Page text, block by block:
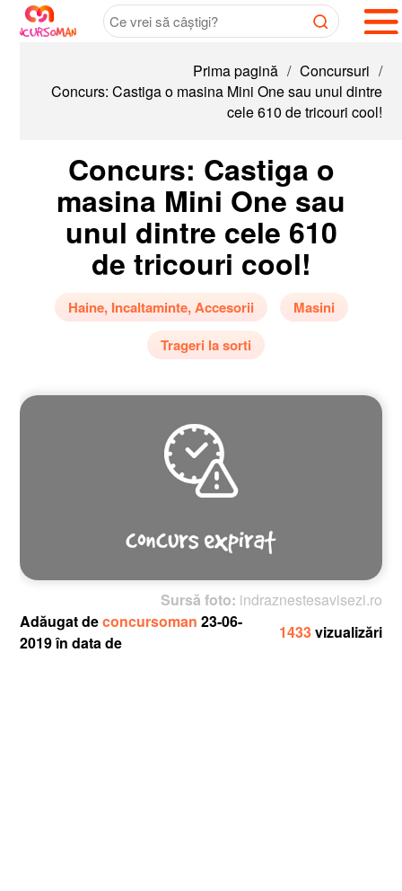
Prima pagină / Concursuri /
Concurs: Castiga o masina Mini One sau unul dintre
cele 610 de tricouri cool!
Concurs: Castiga o
masina Mini One sau
unul dintre cele 610
de tricouri cool!
Haine, Incaltaminte, Accesorii
Masini
Trageri la sorti
Sursă foto:indraznestesavisezi.ro
Adăugat deconcursoman23-06-
2019 în data de
1433vizualizări